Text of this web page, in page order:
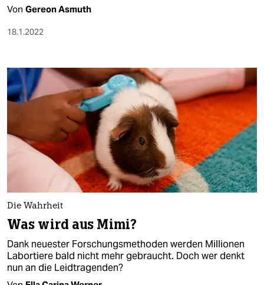
Von Gereon Asmuth
18.1.2022
Die Wahrheit
Was wird aus Mimi?
Dank neuester Forschungsmethoden werden Millionen
Labortiere bald nicht mehr gebraucht. Doch wer denkt
nun an die Leidtragenden?